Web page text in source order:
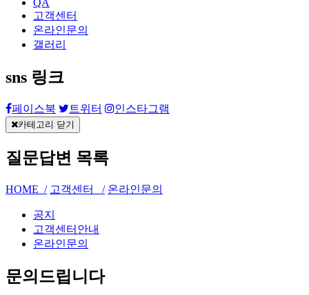
QA
고객센터
온라인문의
갤러리
sns 링크
페이스북 트위터 인스타그램
카테고리 닫기
질문답변 목록
HOME / 고객센터 / 온라인문의
공지
고객센터안내
온라인문의
문의드립니다